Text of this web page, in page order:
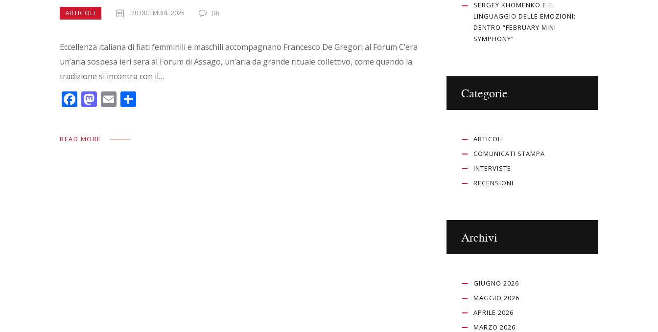
ARTICOLI 20 DICEMBRE 2025 (0)
Eccellenza italiana di fiati femminili e maschili accompagnano Francesco De Gregori al Forum C’era
un’aria sospesa ieri sera al Forum di Assago, un’aria da grande rituale collettivo, come quando la
tradizione si incontra con il…
F
b
M
d
E
l
READ MORE
SERGEY KHOMENKO E IL
LINGUAGGIO DELLE EMOZIONI:
DENTRO “FEBRUARY MINI
SYMPHONY”
Categorie
ARTICOLI
COMUNICATI STAMPA
INTERVISTE
RECENSIONI
Archivi
GIUGNO 2026
MAGGIO 2026
APRILE 2026
MARZO 2026